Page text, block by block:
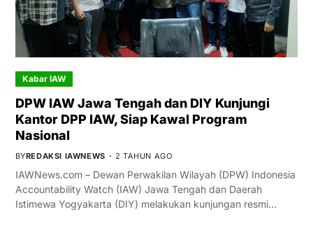
Kabar IAW
DPW IAW Jawa Tengah dan DIY Kunjungi
Kantor DPP IAW, Siap Kawal Program
Nasional
BYREDAKSI IAWNEWS 2 TAHUN AGO
IAWNews.com – Dewan Perwakilan Wilayah (DPW) Indonesia
Accountability Watch (IAW) Jawa Tengah dan Daerah
Istimewa Yogyakarta (DIY) melakukan kunjungan resmi…